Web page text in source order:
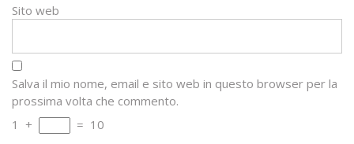
Sito web
Salva il mio nome, email e sito web in questo browser per la
prossima volta che commento.
1 + = 10